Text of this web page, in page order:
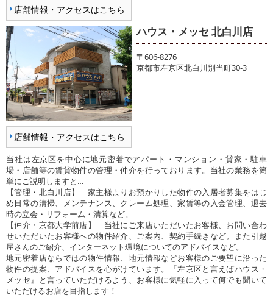
店舗情報・アクセスはこちら
店舗情報・アクセスはこちら
ハウス・メッセ 北白川店
〒606-8276
京都市左京区北白川別当町30-3
当社は左京区を中心に地元密着でアパート・マンション・貸家・駐車
場・店舗等の賃貸物件の管理・仲介を行っております。当社の業務を簡
単にご説明しますと…
【管理・北白川店】 家主様よりお預かりした物件の入居者募集をはじ
め日常の清掃、メンテナンス、クレーム処理、家賃等の入金管理、退去
時の立会・リフォーム・清算など。
【仲介・京都大学前店】 当社にご来店いただいたお客様、お問い合わ
せいただいたお客様への物件紹介、ご案内、契約手続きなど。また引越
屋さんのご紹介、インターネット環境についてのアドバイスなど。
地元密着店ならではの物件情報、地元情報などお客様のご要望に沿った
物件の提案、アドバイスを心がけています。『左京区と言えばハウス・
メッセ』と言っていただけるよう、お客様に気軽に入って何でも聞いて
いただけるお店を目指します！